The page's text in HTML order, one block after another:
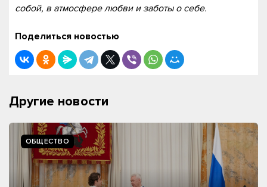
собой, в атмосфере любви и заботы о себе.
Поделиться новостью
Другие новости
ОБЩЕСТВО